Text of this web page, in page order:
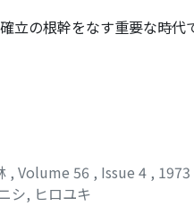
立の根幹をなす重要な時
は、危機的状況の中で生
を明らかにし、次いで戦争
最終的に確立するもので
, Volume 56 , Issue 4 , 1973
シ, ヒロユキ